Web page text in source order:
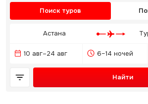
Поиск туров
Астана
10 авг–24 авг 6–14 ночей
Найти